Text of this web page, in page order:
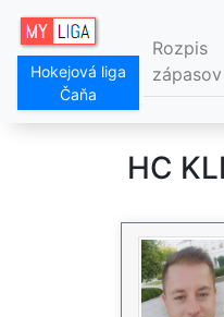
Hokejová liga
Čaňa
Rozpis
zápasov
HC